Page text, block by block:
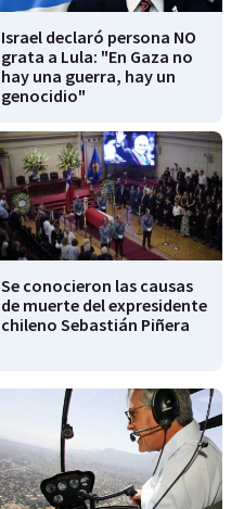
Israel declaró persona NO
grata a Lula: "En Gaza no
hay una guerra, hay un
genocidio"
Se conocieron las causas
de muerte del expresidente
chileno Sebastián Piñera